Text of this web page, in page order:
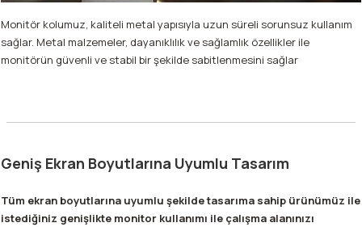
Monitör kolumuz, kaliteli metal yapısıyla uzun süreli sorunsuz kullanım
sağlar. Metal malzemeler, dayanıklılık ve sağlamlık özellikler ile
monitörün güvenli ve stabil bir şekilde sabitlenmesini sağlar
Geniş Ekran Boyutlarına Uyumlu Tasarım
Tüm ekran boyutlarına uyumlu şekilde tasarıma sahip ürünümüz ile
istediğiniz genişlikte monitor kullanımı ile çalışma alanınızı